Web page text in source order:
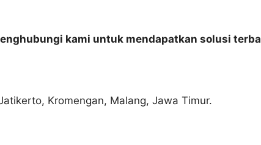
kami untuk mendapatkan solusi
Kromengan, Malang, Jawa Timur.